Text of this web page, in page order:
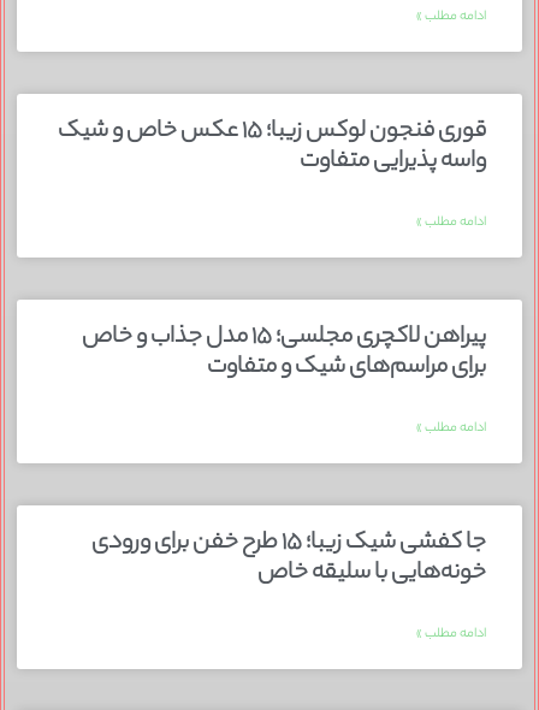
ادامه مطلب »
قوری فنجون لوکس زیبا؛ ۱۵ عکس خاص و شیک
واسه پذیرایی متفاوت
ادامه مطلب »
پیراهن لاکچری مجلسی؛ ۱۵ مدل جذاب و خاص
برای مراسم‌های شیک و متفاوت
ادامه مطلب »
جا کفشی شیک زیبا؛ ۱۵ طرح خفن برای ورودی
خونه‌هایی با سلیقه خاص
ادامه مطلب »